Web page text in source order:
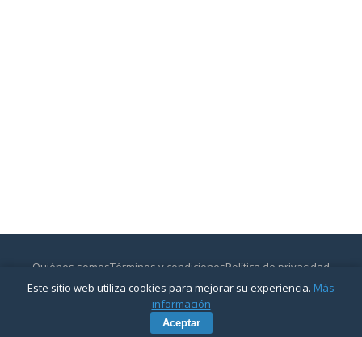
Este sitio web utiliza cookies para mejorar su experiencia. Más
información
Aceptar
Quiénes somosTérminos y condicionesPolítica de privacidad
Contactar
CajasyBancos.com— Todos los derechos reservados.